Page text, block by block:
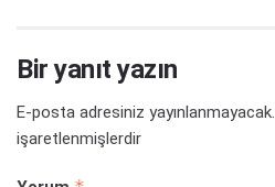
Bir yanıt yazın
E-posta adresiniz yayınlanmayacak.
işaretlenmişlerdir